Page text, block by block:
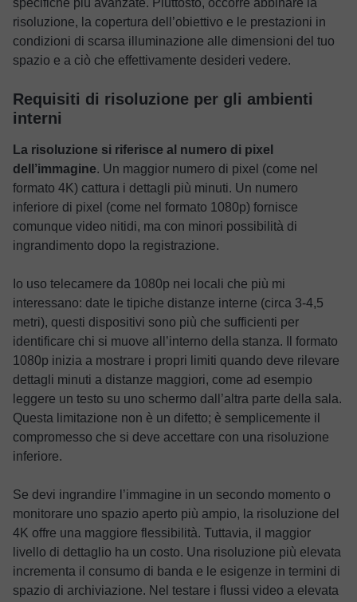
specifiche più avanzate. Piuttosto, occorre abbinare la
risoluzione, la copertura dell’obiettivo e le prestazioni in
condizioni di scarsa illuminazione alle dimensioni del tuo
spazio e a ciò che effettivamente desideri vedere.
Requisiti di risoluzione per gli ambienti
interni
La risoluzione si riferisce al numero di pixel
dell’immagine. Un maggior numero di pixel (come nel
formato 4K) cattura i dettagli più minuti. Un numero
inferiore di pixel (come nel formato 1080p) fornisce
comunque video nitidi, ma con minori possibilità di
ingrandimento dopo la registrazione.
Io uso telecamere da 1080p nei locali che più mi
interessano: date le tipiche distanze interne (circa 3-4,5
metri), questi dispositivi sono più che sufficienti per
identificare chi si muove all’interno della stanza. Il formato
1080p inizia a mostrare i propri limiti quando deve rilevare
dettagli minuti a distanze maggiori, come ad esempio
leggere un testo su uno schermo dall’altra parte della sala.
Questa limitazione non è un difetto; è semplicemente il
compromesso che si deve accettare con una risoluzione
inferiore.
Se devi ingrandire l’immagine in un secondo momento o
monitorare uno spazio aperto più ampio, la risoluzione del
4K offre una maggiore flessibilità. Tuttavia, il maggior
livello di dettaglio ha un costo. Una risoluzione più elevata
incrementa il consumo di banda e le esigenze in termini di
spazio di archiviazione. Nel testare i flussi video a elevata